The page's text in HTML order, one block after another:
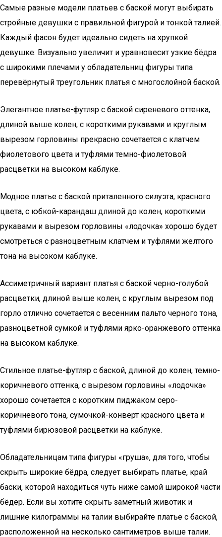
Самые разные модели платьев с баской могут выбирать
стройные девушки с правильной фигурой и тонкой талией.
Каждый фасон будет идеально сидеть на хрупкой
девушке. Визуально увеличит и уравновесит узкие бёдра
с широкими плечами у обладательниц фигуры типа
перевёрнутый треугольник платья с многослойной баской.
Элегантное платье-футляр с баской сиреневого оттенка,
длиной выше колен, с короткими рукавами и круглым
вырезом горловины прекрасно сочетается с клатчем
фиолетового цвета и туфлями темно-фиолетовой
расцветки на высоком каблуке.
Модное платье с баской приталенного силуэта, красного
цвета, с юбкой-карандаш длиной до колен, короткими
рукавами и вырезом горловины «лодочка» хорошо будет
смотреться с разноцветным клатчем и туфлями желтого
тона на высоком каблуке.
Ассиметричный вариант платья с баской черно-голубой
расцветки, длиной выше колен, с круглым вырезом под
горло отлично сочетается с весенним пальто черного тона,
разноцветной сумкой и туфлями ярко-оранжевого оттенка
на высоком каблуке.
Стильное платье-футляр с баской, длиной до колен, темно-
коричневого оттенка, с вырезом горловины «лодочка»
хорошо сочетается с коротким пиджаком серо-
коричневого тона, сумочкой-конверт красного цвета и
туфлями бирюзовой расцветки на каблуке.
Обладательницам типа фигуры «груша», для того, чтобы
скрыть широкие бёдра, следует выбирать платье, край
баски, которой находиться чуть ниже самой широкой части
бёдер. Если вы хотите скрыть заметный животик и
лишние килограммы на талии выбирайте платье с баской,
расположенной на несколько сантиметров выше талии.